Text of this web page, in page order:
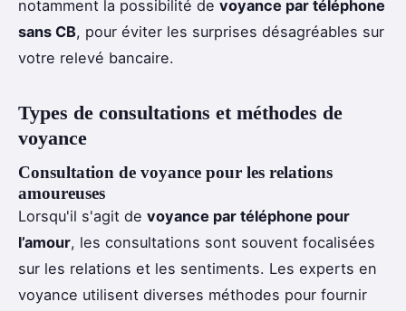
notamment la possibilité de voyance par téléphone
sans CB, pour éviter les surprises désagréables sur
votre relevé bancaire.
Types de consultations et méthodes de
voyance
Consultation de voyance pour les relations
amoureuses
Lorsqu'il s'agit de voyance par téléphone pour
l’amour, les consultations sont souvent focalisées
sur les relations et les sentiments. Les experts en
voyance utilisent diverses méthodes pour fournir